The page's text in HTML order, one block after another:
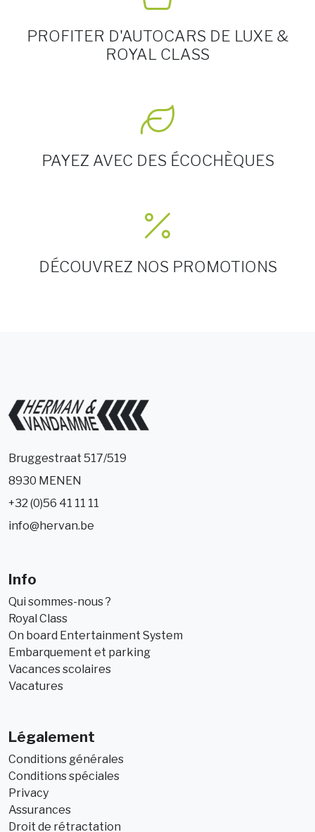
PROFITER D'AUTOCARS DE LUXE &
ROYAL CLASS
PAYEZ AVEC DES ÉCOCHÈQUES
DÉCOUVREZ NOS PROMOTIONS
Bruggestraat 517/519
8930 MENEN
+32 (0)56 41 11 11
info@hervan.be
Info
Qui sommes-nous ?
Royal Class
On board Entertainment System
Embarquement et parking
Vacances scolaires
Vacatures
Légalement
Conditions générales
Conditions spéciales
Privacy
Assurances
Droit de rétractation